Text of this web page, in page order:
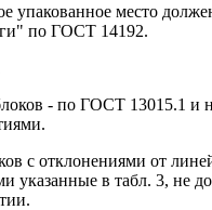
упакованное место
по ГОСТ 14192.
- по ГОСТ 13015.1 и
с отклонениями от
указанные в табл. 3, не